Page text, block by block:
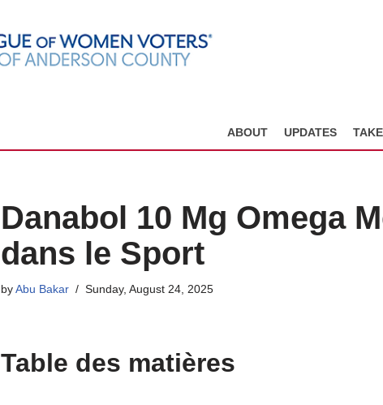
ABOUT UPDATES
Danabol 10 Mg Omega
dans le Sport
byAbu Bakar Sunday, August 24, 2025
Table des matières